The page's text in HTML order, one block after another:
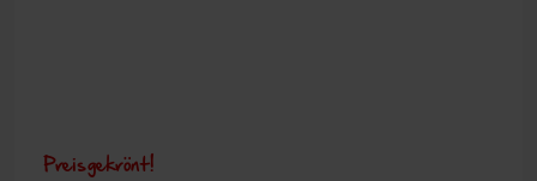
Preisgekrönt!